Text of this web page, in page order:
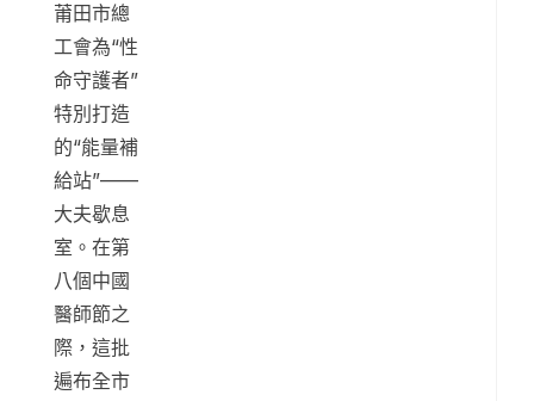
莆田市總
工會為“性
命守護者”
特別打造
的“能量補
給站”——
大夫歇息
室。在第
八個中國
醫師節之
際，這批
遍布全市